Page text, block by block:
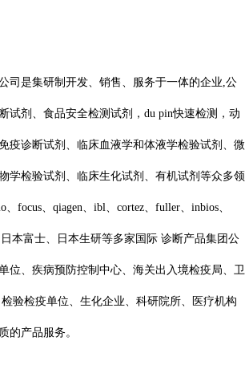
司是集研制开发、销售、服务于一体的企业,公
试剂、食品安全检测试剂，du pin快速检测，动
疫诊断试剂、临床血液学和体液学检验试剂、微
学检验试剂、临床生化试剂、有机试剂等众多领
focus、qiagen、ibl、cortez、fuller、inbios、
日本富士、日本生研等多家国际 诊断产品集团公
位、疾病预防控制中心、海关出入境检疫局、卫
验检疫单位、生化企业、科研院所、医疗机构
的产品服务。